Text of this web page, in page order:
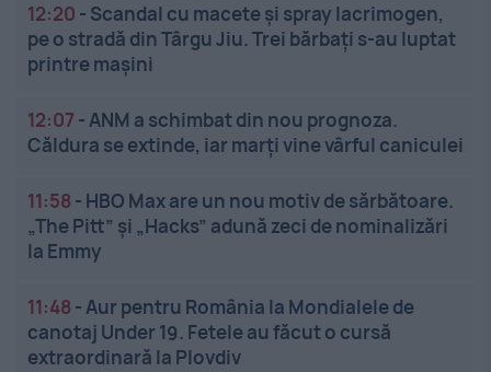
12:20 - Scandal cu macete și spray lacrimogen,
pe o stradă din Târgu Jiu. Trei bărbați s-au luptat
printre mașini
12:07 -ANM a schimbat din nou prognoza.
Căldura se extinde, iar marți vine vârful caniculei
11:58 - HBO Max are un nou motiv de sărbătoare.
„The Pitt” și „Hacks” adună zeci de nominalizări
la Emmy
11:48 -Aur pentru România la Mondialele de
canotaj Under 19. Fetele au făcut o cursă
extraordinară la Plovdiv